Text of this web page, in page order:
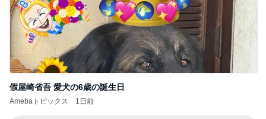
假屋崎省吾 愛犬の6歳の誕生日
Amebaトピックス 1日前